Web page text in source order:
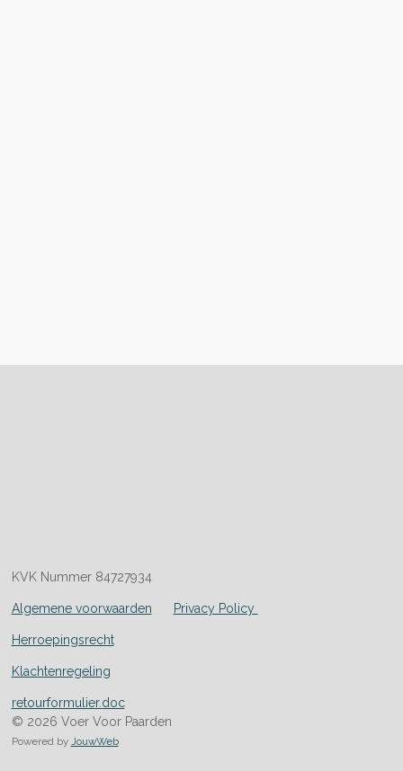
KVK Nummer 84727934
Algemene voorwaarden Privacy Policy
Herroepingsrecht
Klachtenregeling
retourformulier.doc
© 2026 Voer Voor Paarden
Powered by JouwWeb